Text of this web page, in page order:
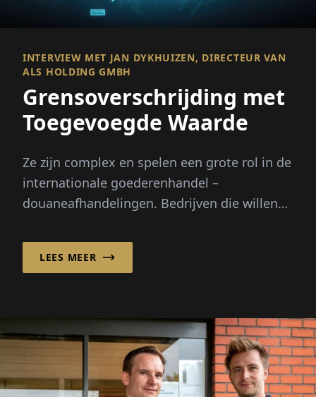
INTERVIEW MET JAN DYKHUIZEN, DIRECTEUR VAN
ALS HOLDING GMBH
Grensoverschrijding met
Toegevoegde Waarde
Ze zijn complex en spelen een grote rol in de
internationale goederenhandel –
douaneafhandelingen. Bedrijven die willen
LEES MEER